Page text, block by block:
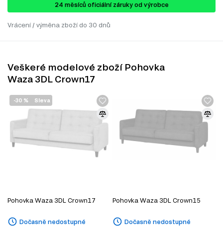
24 ​​​​měsíců oficiální záruky od výrobce
Vrácení / výměna zboží do 30 dnů
Veškeré modelové zboží Pohovka
Waza 3DL Crown17
Sleva
-30 %
Pohovka Waza 3DL Crown17
Dočasně nedostupné
Pohovka Waza 3DL Crown15
Dočasně nedostupné